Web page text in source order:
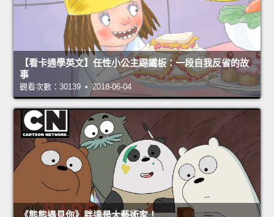
【看卡通學英文】任性小公主踢鐵板：一段自我反省的故
事
觀看次數：30139 • 2018-06-04